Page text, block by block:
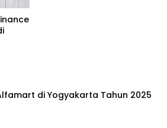
di Yogyakarta Tahun 2025